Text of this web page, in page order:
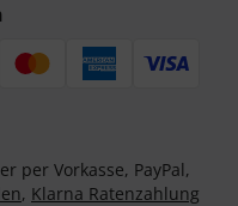
per Vorkasse, PayPal,
, Klarna Ratenzahlung